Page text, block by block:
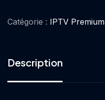
Catégorie : IPTV Premium
Description